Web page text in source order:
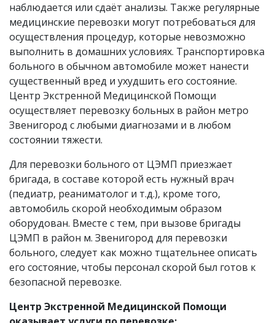
наблюдается или сдаёт анализы. Также регулярные
медицинские перевозки могут потребоваться для
осуществления процедур, которые невозможно
выполнить в домашних условиях. Транспортировка
больного в обычном автомобиле может нанести
существенный вред и ухудшить его состояние.
Центр Экстренной Медицинской Помощи
осуществляет перевозку больных в район метро
Звенигород с любыми диагнозами и в любом
состоянии тяжести.
Для перевозки больного от ЦЭМП приезжает
бригада, в составе которой есть нужный врач
(педиатр, реаниматолог и т.д.), кроме того,
автомобиль скорой необходимым образом
оборудован. Вместе с тем, при вызове бригады
ЦЭМП в район м. Звенигород для перевозки
больного, следует как можно тщательнее описать
его состояние, чтобы персонал скорой был готов к
безопасной перевозке.
Центр Экстренной Медицинской Помощи